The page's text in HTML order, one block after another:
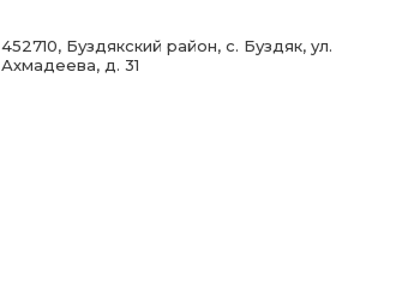
452710, Буздякский район, с. Буздяк, ул.
Ахмадеева, д. 31